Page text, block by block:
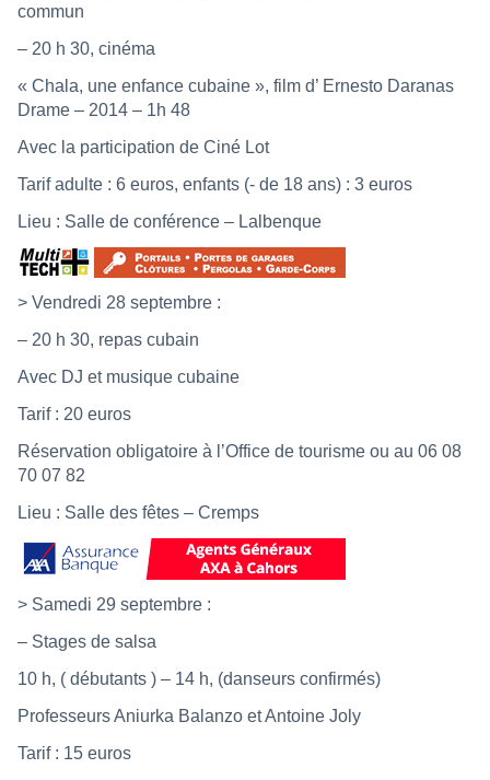
commun
– 20 h 30, cinéma
« Chala, une enfance cubaine », film d’ Ernesto Daranas
Drame – 2014 – 1h 48
Avec la participation de Ciné Lot
Tarif adulte : 6 euros, enfants (- de 18 ans) : 3 euros
Lieu : Salle de conférence – Lalbenque
> Vendredi 28 septembre :
– 20 h 30, repas cubain
Avec DJ et musique cubaine
Tarif : 20 euros
Réservation obligatoire à l’Office de tourisme ou au 06 08
70 07 82
Lieu : Salle des fêtes – Cremps
> Samedi 29 septembre :
– Stages de salsa
10 h, ( débutants ) – 14 h, (danseurs confirmés)
Professeurs Aniurka Balanzo et Antoine Joly
Tarif : 15 euros